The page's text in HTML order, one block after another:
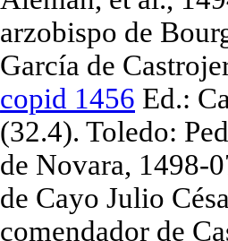
arzobispo de
García de
copid 1456 Ed.:
(32.4). Toledo:
de Novara, 1498-
de Cayo Julio
comendador de